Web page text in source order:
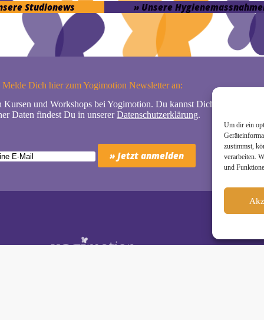
Um dir ein
zustimmst,
verarbeiten.
und
Studionews » Unsere
Melde Dich hier zum Yogimotion Newsletter an:
und Workshops bei Yogimotion. Du kannst Dich natürlich
Daten findest Du in unsererDatenschutzerklärung.